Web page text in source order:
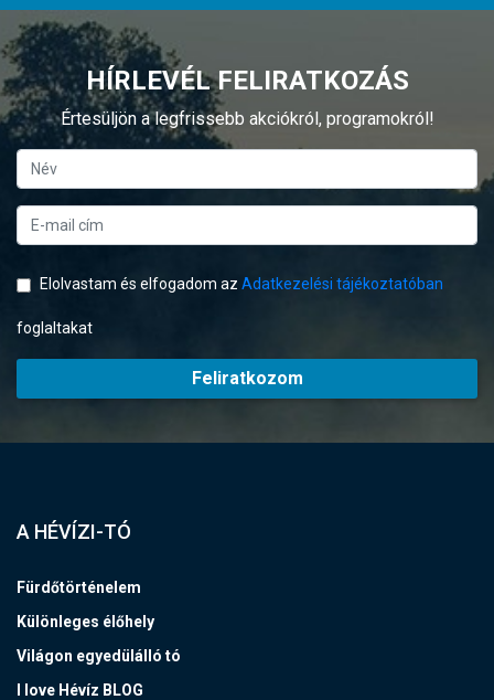
HÍRLEVÉL FELIRATKOZÁS
Értesüljön a legfrissebb akciókról, programokról!
Elolvastam és elfogadom az Adatkezelési tájékoztatóban
foglaltakat
Feliratkozom
A HÉVÍZI-TÓ
Fürdőtörténelem
Különleges élőhely
Világon egyedülálló tó
I love Hévíz BLOG